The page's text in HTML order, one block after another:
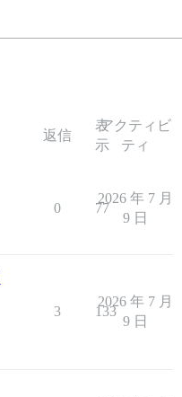
返信
表
示
アクティビ
ティ
0 77
2026 年 7 月
9 日
3 133
2026 年 7 月
9 日